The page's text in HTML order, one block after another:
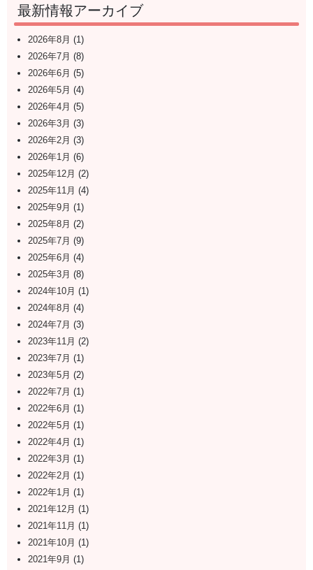
最新情報アーカイブ
2026年8月 (1)
2026年7月 (8)
2026年6月 (5)
2026年5月 (4)
2026年4月 (5)
2026年3月 (3)
2026年2月 (3)
2026年1月 (6)
2025年12月 (2)
2025年11月 (4)
2025年9月 (1)
2025年8月 (2)
2025年7月 (9)
2025年6月 (4)
2025年3月 (8)
2024年10月 (1)
2024年8月 (4)
2024年7月 (3)
2023年11月 (2)
2023年7月 (1)
2023年5月 (2)
2022年7月 (1)
2022年6月 (1)
2022年5月 (1)
2022年4月 (1)
2022年3月 (1)
2022年2月 (1)
2022年1月 (1)
2021年12月 (1)
2021年11月 (1)
2021年10月 (1)
2021年9月 (1)